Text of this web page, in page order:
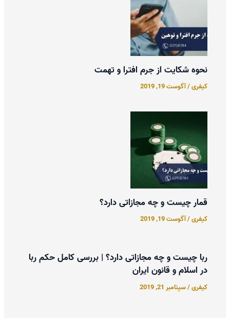
نحوه شکایت از جرم افترا و تهمت
کیفری/آگوست 19, 2019
قمار چیست و چه مجازاتی دارد؟
کیفری/آگوست 19, 2019
ربا چیست و چه مجازاتی دارد؟ | بررسی کامل حکم ربا
در اسلام و قانون ایران
کیفری/سپتامبر 21, 2019